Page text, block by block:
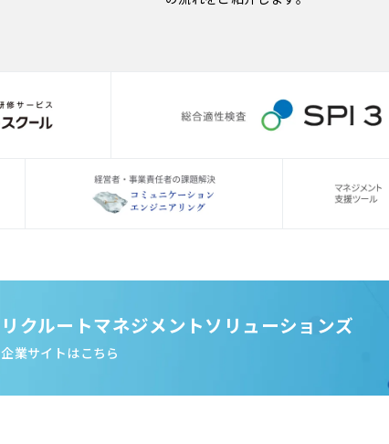
リクルートマネジメントソリューションズ
企業サイトはこちら